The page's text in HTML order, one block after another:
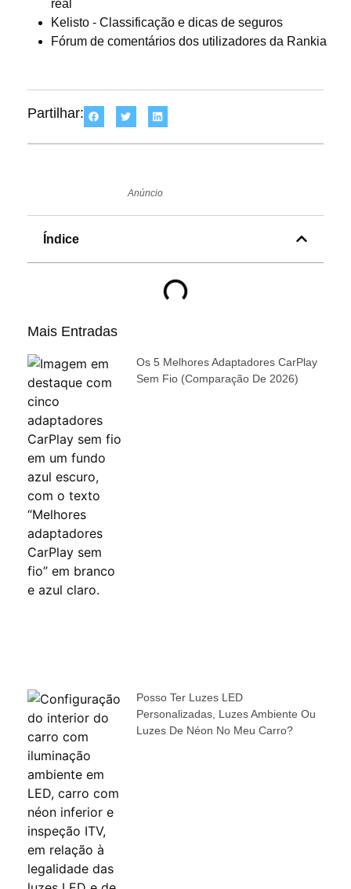
real
Kelisto - Classificação e dicas de seguros
Fórum de comentários dos utilizadores da Rankia
Partilhar:
Anúncio
Índice
Mais Entradas
Os 5 Melhores Adaptadores CarPlay
Sem Fio (comparação De 2026)
Posso Ter Luzes LED
Personalizadas, Luzes Ambiente Ou
Luzes De Néon No Meu Carro?